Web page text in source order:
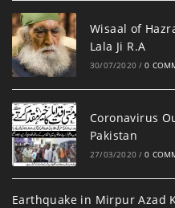
Wisaal of
Lala Ji R.A
30/07/2020 / 0
Coronavirus
Pakistan
27/03/2020 / 0
Earthquake in Mirpur Azad